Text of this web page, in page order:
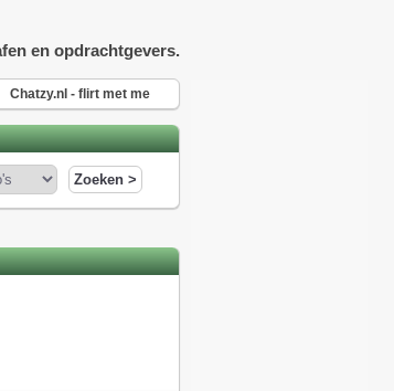
en opdrachtgevers.
Chatzy.nl - flirt met me